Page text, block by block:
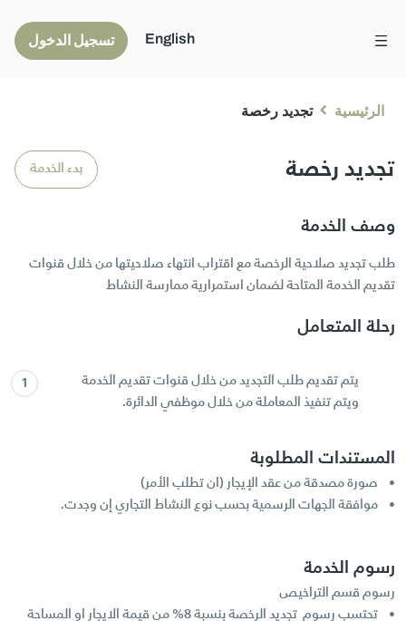
English تسجيل الدخول
الرئيسية تجديد رخصة
تجديد رخصة بدء الخدمة
وصف الخدمة
طلب تجديد صلاحية الرخصة مع اقتراب انتهاء صلاحيتها من خلال قنوات
تقديم الخدمة المتاحة لضمان استمرارية ممارسة النشاط
رحلة المتعامل
يتم تقديم طلب التجديد من خلال قنوات تقديم الخدمة
ويتم تنفيذ المعاملة من خلال موظفي الدائرة.
المستندات المطلوبة
• صورة مصدقة من عقد الإيجار (ان تطلب الأمر)
• موافقة الجهات الرسمية بحسب نوع النشاط التجاري إن وجدت.
رسوم الخدمة
رسوم قسم التراخيص
• تحتسب رسوم تجديد الرخصة بنسبة 8% من قيمة الايجار او المساحة